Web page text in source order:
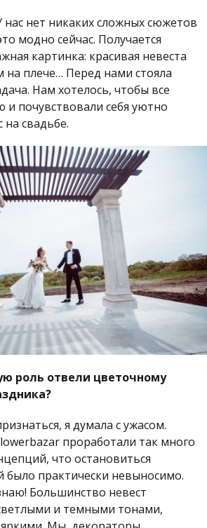
нас нет никаких сложных сюжетов
модно сейчас. Получается
картинка: красивая невеста
плече… Перед нами стояла
Нам хотелось, чтобы все
и почувствовали себя уютно
свадьбе.
роль отвели цветочному
я думала с ужасом.
проработали так много
что остановиться
было практически невыносимо.
Большинство невест
и темными тонами,